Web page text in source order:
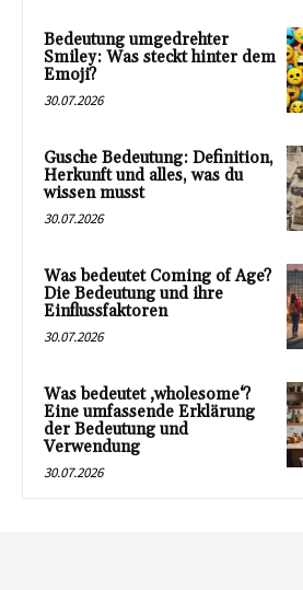
Bedeutung umgedrehter
Smiley: Was steckt hinter dem
Emoji?
30.07.2026
Gusche Bedeutung: Definition,
Herkunft und alles, was du
wissen musst
30.07.2026
Was bedeutet Coming of Age?
Die Bedeutung und ihre
Einflussfaktoren
30.07.2026
Was bedeutet ‚wholesome‘?
Eine umfassende Erklärung
der Bedeutung und
Verwendung
30.07.2026